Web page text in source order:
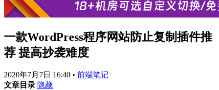
一款WordPress程序网站防止复制插件推
荐 提高抄袭难度
2020年7月7日 16:40 • 前端笔记
文章目录 隐藏